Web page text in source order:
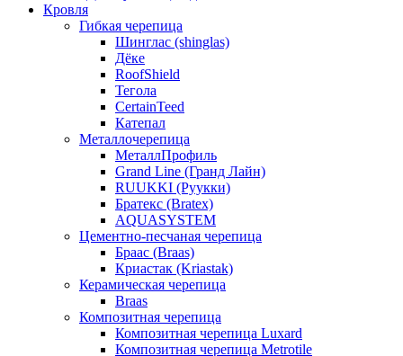
Кровля
Гибкая черепица
Шинглас (shinglas)
Дёке
RoofShield
Тегола
CertainTeed
Катепал
Металлочерепица
МеталлПрофиль
Grand Line (Гранд Лайн)
RUUKKI (Руукки)
Братекс (Bratex)
AQUASYSTEM
Цементно-песчаная черепица
Браас (Braas)
Криастак (Kriastak)
Керамическая черепица
Braas
Композитная черепица
Композитная черепица Luxard
Композитная черепица Metrotile